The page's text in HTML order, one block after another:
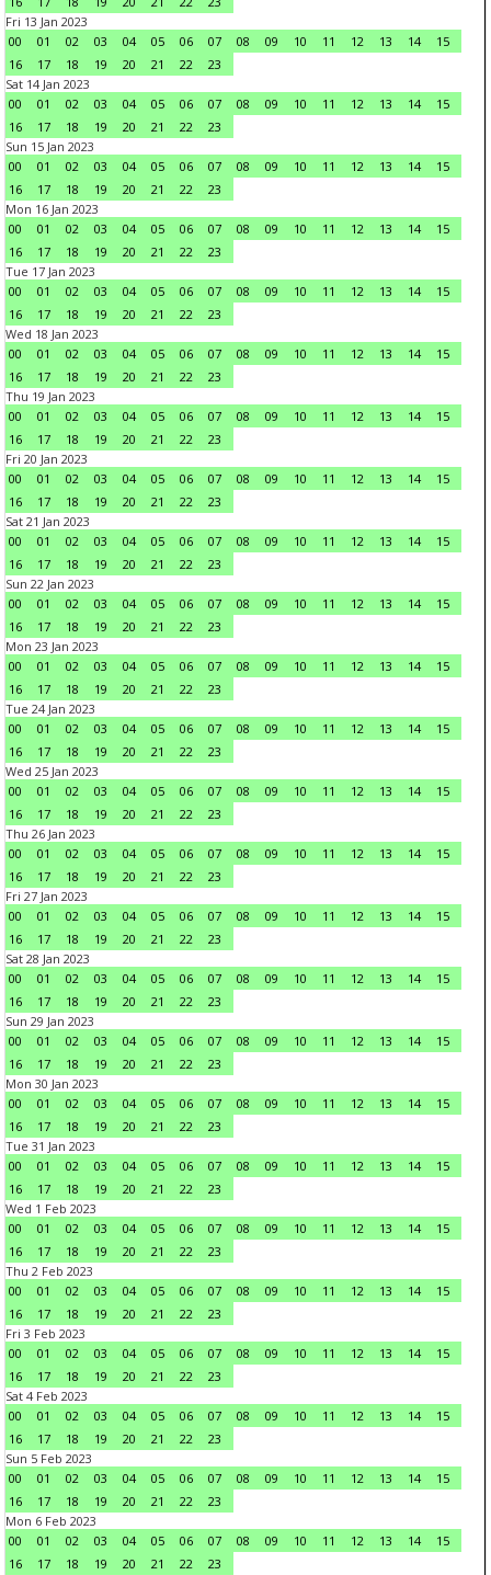
Fri 13 Jan 2023
00
01 02 03 04 05 06 07 08 09 10 11 12 13 14
15
16
17 18 19 20 21 22
23
Sat 14 Jan 2023
00
01 02 03 04 05 06 07 08 09 10 11 12 13 14
15
16
17 18 19 20 21 22
23
Sun 15 Jan 2023
00
01 02 03 04 05 06 07 08 09 10 11 12 13 14
15
16
17 18 19 20 21 22
23
Mon 16 Jan 2023
00
01 02 03 04 05 06 07 08 09 10 11 12 13 14
15
16
17 18 19 20 21 22
23
Tue 17 Jan 2023
00
01 02 03 04 05 06 07 08 09 10 11 12 13 14
15
16
17 18 19 20 21 22
23
Wed 18 Jan 2023
00
01 02 03 04 05 06 07 08 09 10 11 12 13 14
15
16
17 18 19 20 21 22
23
Thu 19 Jan 2023
00
01 02 03 04 05 06 07 08 09 10 11 12 13 14
15
16
17 18 19 20 21 22
23
Fri 20 Jan 2023
00
01 02 03 04 05 06 07 08 09 10 11 12 13 14
15
16
17 18 19 20 21 22
23
Sat 21 Jan 2023
00
01 02 03 04 05 06 07 08 09 10 11 12 13 14
15
16
17 18 19 20 21 22
23
Sun 22 Jan 2023
00
01 02 03 04 05 06 07 08 09 10 11 12 13 14
15
16
17 18 19 20 21 22
23
Mon 23 Jan 2023
00
01 02 03 04 05 06 07 08 09 10 11 12 13 14
15
16
17 18 19 20 21 22
23
Tue 24 Jan 2023
00
01 02 03 04 05 06 07 08 09 10 11 12 13 14
15
16
17 18 19 20 21 22
23
Wed 25 Jan 2023
00
01 02 03 04 05 06 07 08 09 10 11 12 13 14
15
16
17 18 19 20 21 22
23
Thu 26 Jan 2023
00
01 02 03 04 05 06 07 08 09 10 11 12 13 14
15
16
17 18 19 20 21 22
23
Fri 27 Jan 2023
00
01 02 03 04 05 06 07 08 09 10 11 12 13 14
15
16
17 18 19 20 21 22
23
Sat 28 Jan 2023
00
01 02 03 04 05 06 07 08 09 10 11 12 13 14
15
16
17 18 19 20 21 22
23
Sun 29 Jan 2023
00
01 02 03 04 05 06 07 08 09 10 11 12 13 14
15
16
17 18 19 20 21 22
23
Mon 30 Jan 2023
00
01 02 03 04 05 06 07 08 09 10 11 12 13 14
15
16
17 18 19 20 21 22
23
Tue 31 Jan 2023
00
01 02 03 04 05 06 07 08 09 10 11 12 13 14
15
16
17 18 19 20 21 22
23
Wed 1 Feb 2023
00
01 02 03 04 05 06 07 08 09 10 11 12 13 14
15
16
17 18 19 20 21 22
23
Thu 2 Feb 2023
00
01 02 03 04 05 06 07 08 09 10 11 12 13 14
15
16
17 18 19 20 21 22
23
Fri 3 Feb 2023
00
01 02 03 04 05 06 07 08 09 10 11 12 13 14
15
16
17 18 19 20 21 22
23
Sat 4 Feb 2023
00
01 02 03 04 05 06 07 08 09 10 11 12 13 14
15
16
17 18 19 20 21 22
23
Sun 5 Feb 2023
00
01 02 03 04 05 06 07 08 09 10 11 12 13 14
15
16
17 18 19 20 21 22
23
Mon 6 Feb 2023
00
01 02 03 04 05 06 07 08 09 10 11 12 13 14
15
16
17 18 19 20 21 22
23